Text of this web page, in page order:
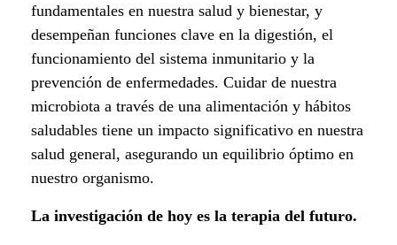
e
m
i
c
r
o
fundamentales en nuestra salud y bienestar, y
desempeñan funciones clave en la digestión, el
funcionamiento del sistema inmunitario y la
prevención de enfermedades. Cuidar de nuestra
microbiota a través de una alimentación y hábitos
saludables tiene un impacto significativo en nuestra
salud general, asegurando un equilibrio óptimo en
nuestro organismo.
La investigación de hoy es la terapia del futuro.